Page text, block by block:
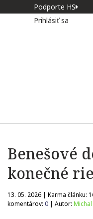
Podporte HS
Prihlásiť sa
Benešové
konečné
13. 05. 2026 | Karma článku:
komentárov: 0 | Autor: